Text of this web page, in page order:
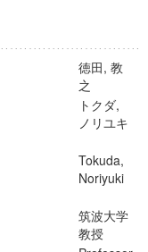
徳田, 教
之
トクダ,
ノリユキ
Tokuda,
Noriyuki
筑波大学
教授